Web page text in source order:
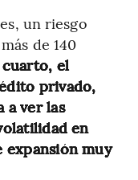
un riesgo
de 140
cuarto, el
privado,
a ver las
en
expansión muy